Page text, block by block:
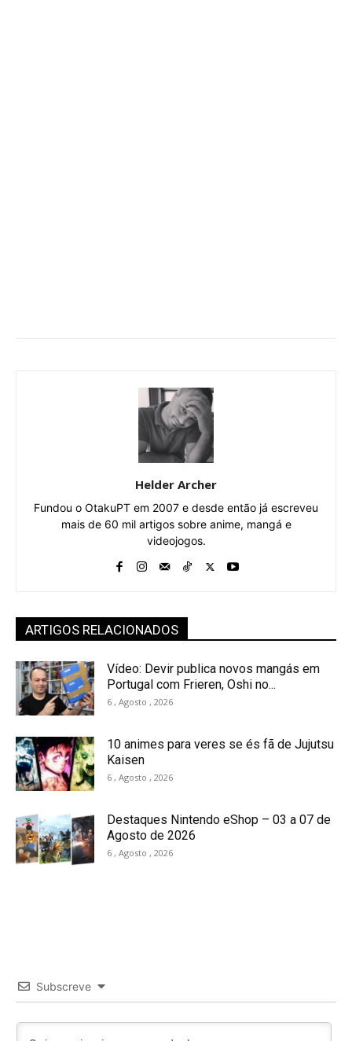
Helder Archer
Fundou o OtakuPT em 2007 e desde então já escreveu
mais de 60 mil artigos sobre anime, mangá e
videojogos.
ARTIGOS RELACIONADOS
Vídeo: Devir publica novos mangás em
Portugal com Frieren, Oshi no...
6 , Agosto , 2026
10 animes para veres se és fã de Jujutsu
Kaisen
6 , Agosto , 2026
Destaques Nintendo eShop – 03 a 07 de
Agosto de 2026
6 , Agosto , 2026
Subscreve